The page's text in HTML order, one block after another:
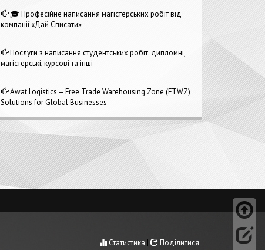
🎓 Професійне написання магістерських робіт від
компанії «Дай Списати»
Послуги з написання студентських робіт: дипломні,
магістерські, курсові та інші
Awat Logistics – Free Trade Warehousing Zone (FTWZ)
Solutions for Global Businesses
Статистика | Поділитися